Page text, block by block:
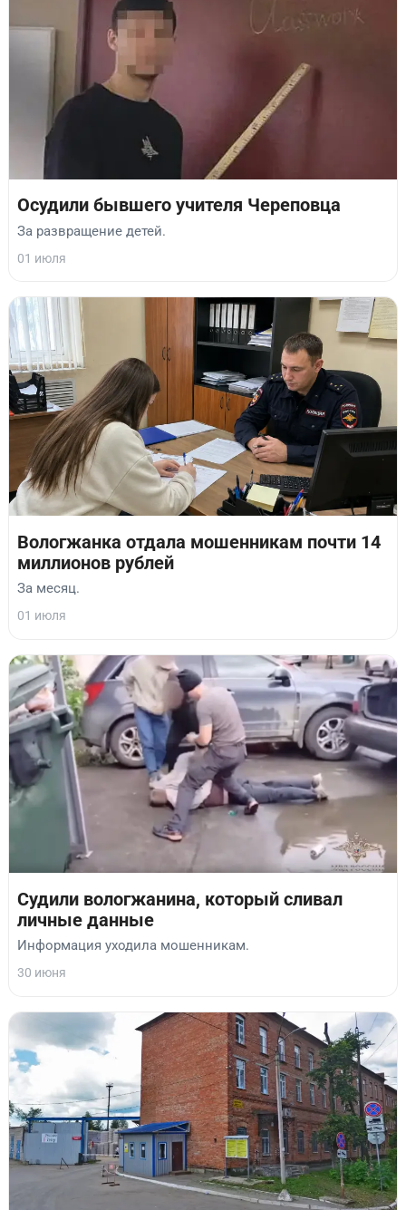
Осудили бывшего учителя Череповца
За развращение детей.
01 июля
Вологжанка отдала мошенникам почти 14
миллионов рублей
За месяц.
01 июля
Судили вологжанина, который сливал
личные данные
Информация уходила мошенникам.
30 июня